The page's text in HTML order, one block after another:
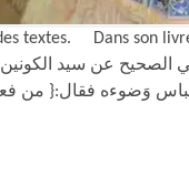
textes. Dans son